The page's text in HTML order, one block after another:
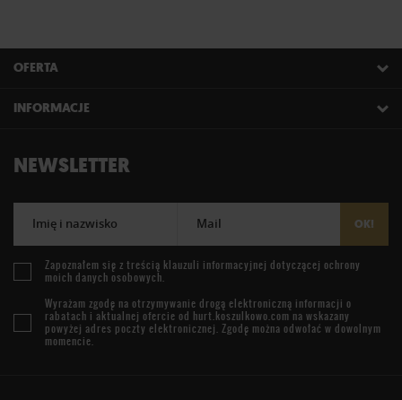
OFERTA
INFORMACJE
NEWSLETTER
Imię i nazwisko Mail OK!
Zapoznałem się z treścią klauzuli informacyjnej dotyczącej ochrony
moich danych osobowych.
Wyrażam zgodę na otrzymywanie drogą elektroniczną informacji o
rabatach i aktualnej ofercie od hurt.koszulkowo.com na wskazany
powyżej adres poczty elektronicznej. Zgodę można odwołać w dowolnym
momencie.